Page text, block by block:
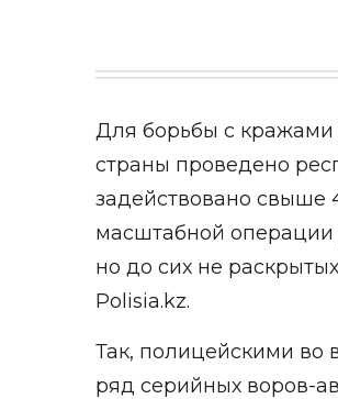
Для борьбы с кражами
страны проведено
задействовано свыше
масштабной операции
но до сих не
Polisia.kz.
Так, полицейскими во
ряд серийных воров-